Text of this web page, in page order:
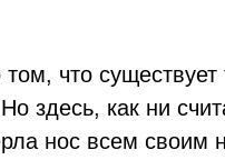
что
здесь, как ни
нос всем своим